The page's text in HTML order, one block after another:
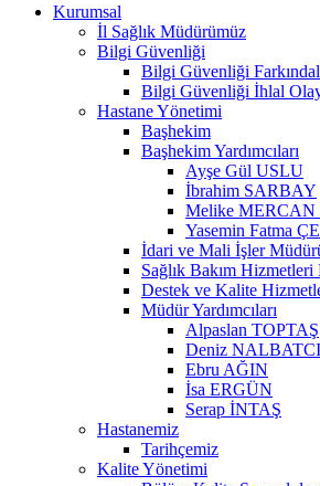
Kurumsal
İl Sağlık Müdürümüz
Bilgi Güvenliği
Bilgi Güvenliği
Bilgi Güvenliği İhlal
Hastane Yönetimi
Başhekim
Başhekim Yardımcıları
Ayşe Gül USLU
İbrahim SARBAY
Melike MERCAN
Yasemin Fatma
İdari ve Mali İşler
Sağlık Bakım
Destek ve Kalite
Müdür Yardımcıları
Alpaslan TOPTAŞ
Deniz NALBATCI
Ebru AĞIN
İsa ERGÜN
Serap İNTAŞ
Hastanemiz
Tarihçemiz
Kalite Yönetimi